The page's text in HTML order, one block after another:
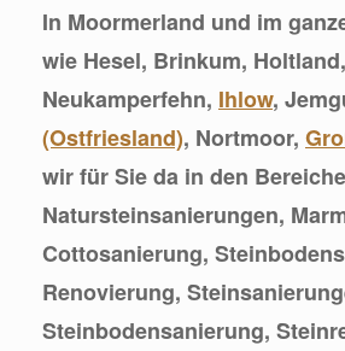
In Moormerland und im
wie Hesel, Brinkum, Holtland,
Neukamperfehn, Ihlow,
(Ostfriesland), Nortmoor,
wir für Sie da in den
Natursteinsanierungen,
Cottosanierung,
Renovierung,
Steinbodensanierung,